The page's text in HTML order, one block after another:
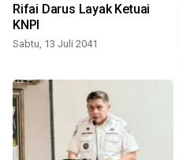
Rifai Darus Layak Ketuai
KNPI
Sabtu, 13 Juli 2041